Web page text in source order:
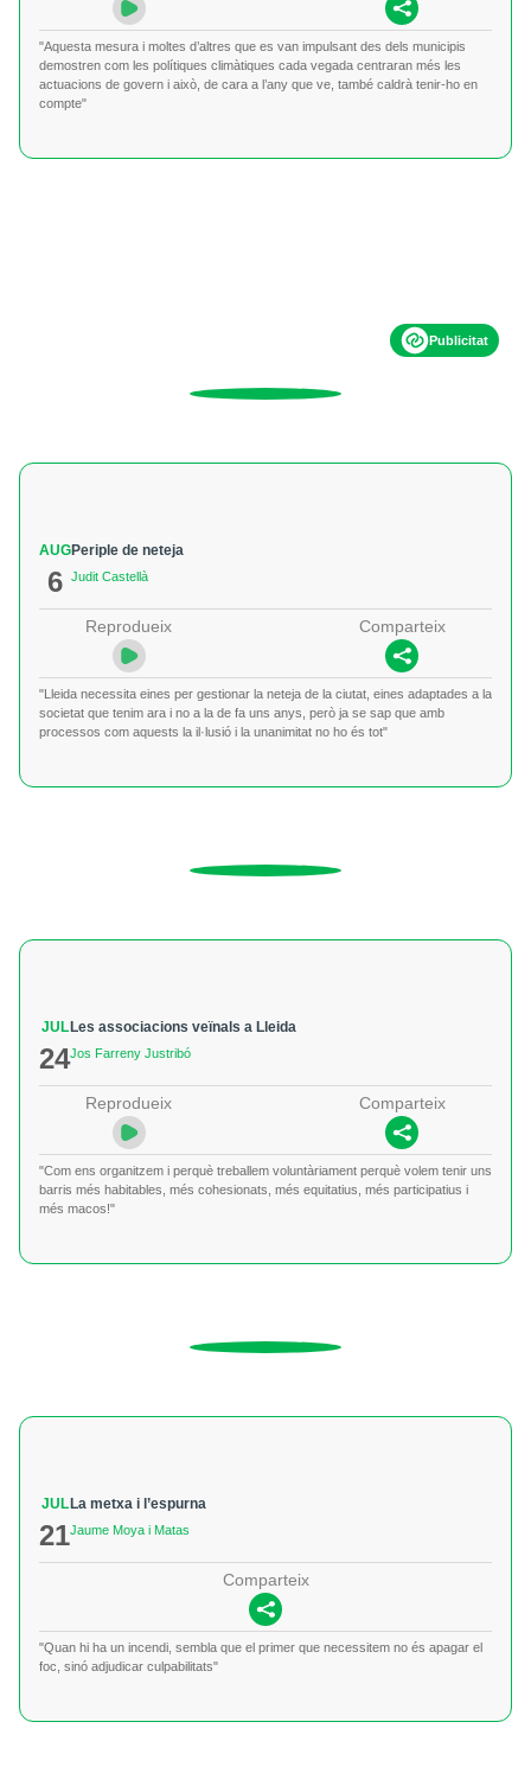
"Aquesta mesura i moltes d’altres que es van impulsant des dels municipis
demostren com les polítiques climàtiques cada vegada centraran més les
actuacions de govern i això, de cara a l’any que ve, també caldrà tenir-ho en
compte"
Publicitat
AUG
6
Periple de neteja
Judit Castellà
Reprodueix Comparteix
"Lleida necessita eines per gestionar la neteja de la ciutat, eines adaptades a la
societat que tenim ara i no a la de fa uns anys, però ja se sap que amb
processos com aquests la il·lusió i la unanimitat no ho és tot"
JUL
24
Les associacions veïnals a Lleida
Jos Farreny Justribó
Reprodueix Comparteix
"Com ens organitzem i perquè treballem voluntàriament perquè volem tenir uns
barris més habitables, més cohesionats, més equitatius, més participatius i
més macos!"
JUL
21
La metxa i l’espurna
Jaume Moya i Matas
Comparteix
"Quan hi ha un incendi, sembla que el primer que necessitem no és apagar el
foc, sinó adjudicar culpabilitats"